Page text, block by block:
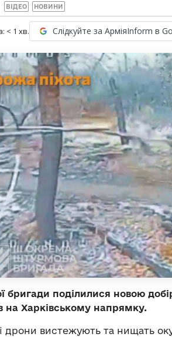
ВІДЕО НОВИНИ
< 1 хв. Слідкуйте за АрміяInform в
поділилися новою
на Харківському напрямку.
дрони вистежують та нищать